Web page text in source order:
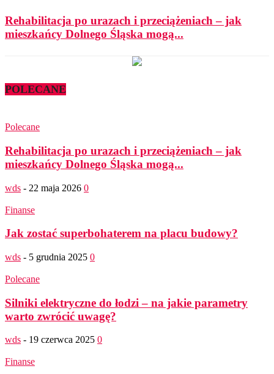
Rehabilitacja po urazach i przeciążeniach – jak
mieszkańcy Dolnego Śląska mogą...
POLECANE
Polecane
Rehabilitacja po urazach i przeciążeniach – jak
mieszkańcy Dolnego Śląska mogą...
wds - 22 maja 2026 0
Finanse
Jak zostać superbohaterem na placu budowy?
wds - 5 grudnia 2025 0
Polecane
Silniki elektryczne do łodzi – na jakie parametry
warto zwrócić uwagę?
wds - 19 czerwca 2025 0
Finanse